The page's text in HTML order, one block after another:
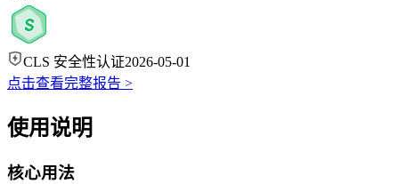
CLS 安全性认证2026-05-01
点击查看完整报告 >
使用说明
核心用法